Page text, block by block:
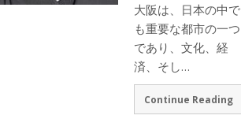
大阪は、日本の中で
も重要な都市の一つ
であり、文化、経
済、そし…
Continue Reading